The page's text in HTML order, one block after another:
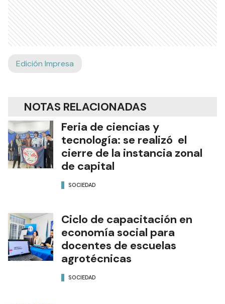
Edición Impresa
NOTAS RELACIONADAS
Feria de ciencias y
tecnología: se realizó el
cierre de la instancia zonal
de capital
SOCIEDAD
Ciclo de capacitación en
economía social para
docentes de escuelas
agrotécnicas
SOCIEDAD